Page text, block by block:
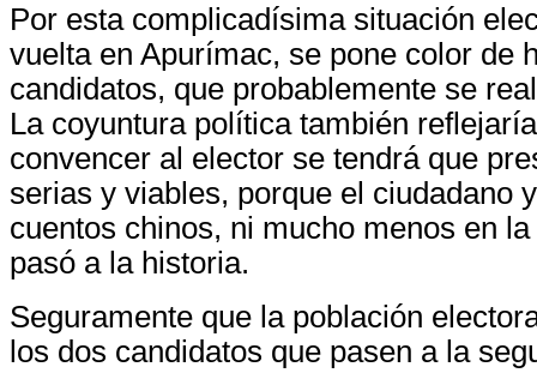
Por esta complicadísima situación
vuelta en Apurímac, se pone color de
candidatos, que probablemente se
La coyuntura política también
convencer al elector se tendrá que
serias y viables, porque el ciudadano
cuentos chinos, ni mucho menos en
pasó a la historia.
Seguramente que la población
los dos candidatos que pasen a la